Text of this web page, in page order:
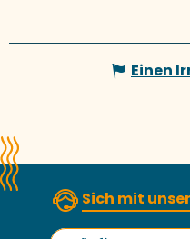
Einen
Sich mit